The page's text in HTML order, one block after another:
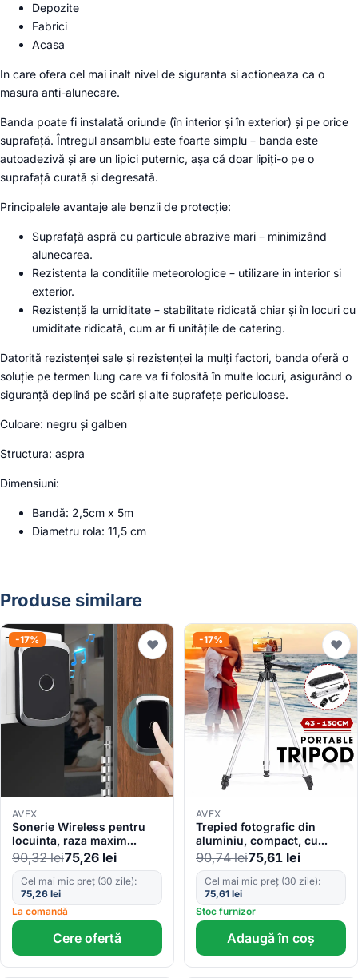
Depozite
Fabrici
Acasa
In care ofera cel mai inalt nivel de siguranta si actioneaza ca o
masura anti-alunecare.
Banda poate fi instalată oriunde (în interior și în exterior) și pe orice
suprafață. Întregul ansamblu este foarte simplu – banda este
autoadezivă și are un lipici puternic, așa că doar lipiți-o pe o
suprafață curată și degresată.
Principalele avantaje ale benzii de protecție:
Suprafață aspră cu particule abrazive mari – minimizând
alunecarea.
Rezistenta la conditiile meteorologice – utilizare in interior si
exterior.
Rezistență la umiditate – stabilitate ridicată chiar și în locuri cu
umiditate ridicată, cum ar fi unitățile de catering.
Datorită rezistenței sale și rezistenței la mulți factori, banda oferă o
soluție pe termen lung care va fi folosită în multe locuri, asigurând o
siguranță deplină pe scări și alte suprafețe periculoase.
Culoare: negru și galben
Structura: aspra
Dimensiuni:
Bandă: 2,5cm x 5m
Diametru rola: 11,5 cm
Produse similare
-17% ♥
AVEX
Sonerie Wireless pentru
locuinta, raza maxim
300m, AVX-AG79F
90,32lei75,26 lei
Cel mai mic preț (30 zile):
75,26 lei
La comandă
Cere ofertă
-17% ♥
AVEX
Trepied fotografic din
aluminiu, compact, cu
suport mobil 3D +
Telecomanda Bluetooth
90,74lei75,61 lei
Cel mai mic preț (30 zile):
75,61 lei
Stoc furnizor
Adaugă în coș